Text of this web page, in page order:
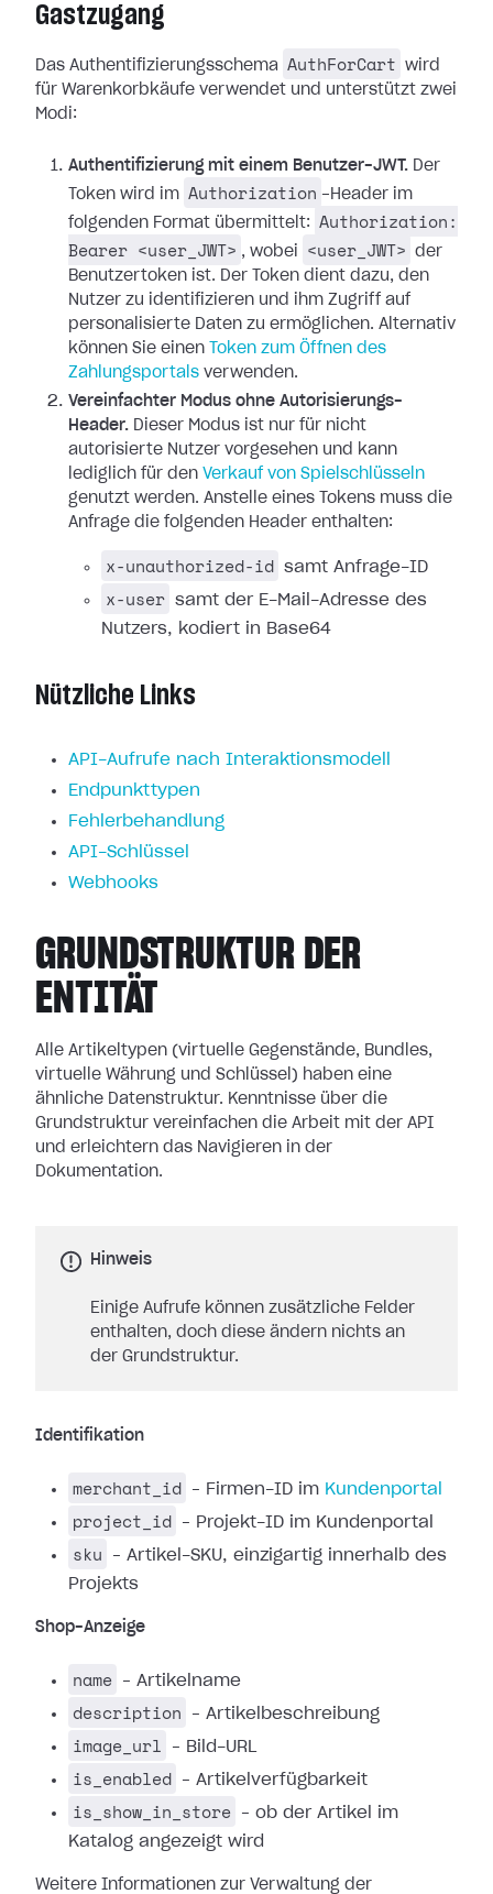
Gastzugang
Das Authentifizierungsschema AuthForCart
wird
für Warenkorbkäufe verwendet und unterstützt zwei
Modi:
Authentifizierung mit einem Benutzer-JWT. Der
Token wird im Authorization -Header im
folgenden Format übermittelt:
Authorization:
Bearer <user_JWT> , wobei <user_JWT>
der
Benutzertoken ist. Der Token dient dazu, den
Nutzer zu identifizieren und ihm Zugriff auf
personalisierte Daten zu ermöglichen. Alternativ
können Sie einen
Token zum Öffnen des
Zahlungsportals verwenden.
Vereinfachter Modus ohne Autorisierungs-
Header. Dieser Modus ist nur für nicht
autorisierte Nutzer vorgesehen und kann
lediglich für den Verkauf von Spielschlüsseln
genutzt werden. Anstelle eines Tokens muss die
Anfrage die folgenden Header enthalten:
x-unauthorized-id samt Anfrage-ID
x-user samt der E-Mail-Adresse des
Nutzers, kodiert in Base64
Nützliche Links
API-Aufrufe nach Interaktionsmodell
Endpunkttypen
Fehlerbehandlung
API-Schlüssel
Webhooks
GRUNDSTRUKTUR DER
ENTITÄT
Alle Artikeltypen (virtuelle Gegenstände, Bundles,
virtuelle Währung und Schlüssel) haben eine
ähnliche Datenstruktur. Kenntnisse über die
Grundstruktur vereinfachen die Arbeit mit der API
und erleichtern das Navigieren in der
Dokumentation.
Hinweis
Einige Aufrufe können zusätzliche Felder
enthalten, doch diese ändern nichts an
der Grundstruktur.
Identifikation
merchant_id – Firmen-ID im Kundenportal
project_id – Projekt-ID im Kundenportal
sku
– Artikel-SKU, einzigartig innerhalb des
Projekts
Shop-Anzeige
name – Artikelname
description – Artikelbeschreibung
image_url – Bild-URL
is_enabled – Artikelverfügbarkeit
is_show_in_store
– ob der Artikel im
Katalog angezeigt wird
Weitere Informationen zur Verwaltung der